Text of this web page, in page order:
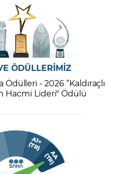
ÖDÜLLERİMİZ
Ödülleri - 2026 “Kaldıraçlı
Hacmi Lideri" Ödülü